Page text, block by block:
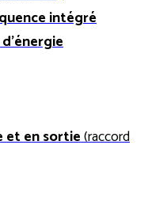
intégré
et en sortie(raccord